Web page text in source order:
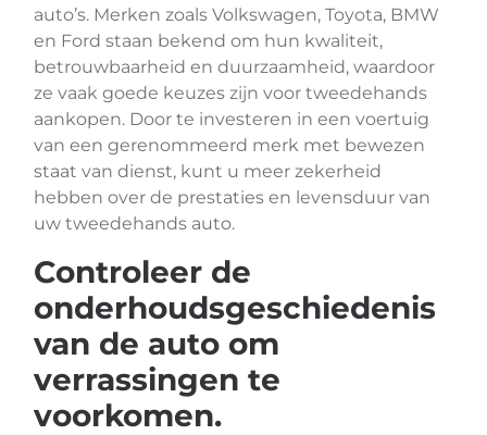
auto’s. Merken zoals Volkswagen, Toyota, BMW
en Ford staan bekend om hun kwaliteit,
betrouwbaarheid en duurzaamheid, waardoor
ze vaak goede keuzes zijn voor tweedehands
aankopen. Door te investeren in een voertuig
van een gerenommeerd merk met bewezen
staat van dienst, kunt u meer zekerheid
hebben over de prestaties en levensduur van
uw tweedehands auto.
Controleer de
onderhoudsgeschiedenis
van de auto om
verrassingen te
voorkomen.